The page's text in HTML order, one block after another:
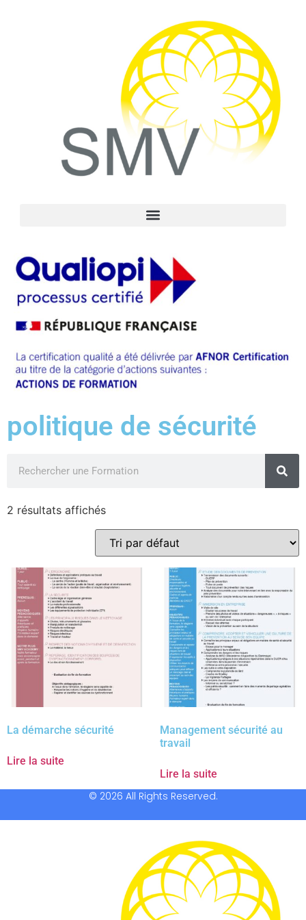
politique de sécurité
2 résultats affichés
La démarche sécurité
Lire la suite
Management sécurité au
travail
Lire la suite
© 2026 All Rights Reserved.